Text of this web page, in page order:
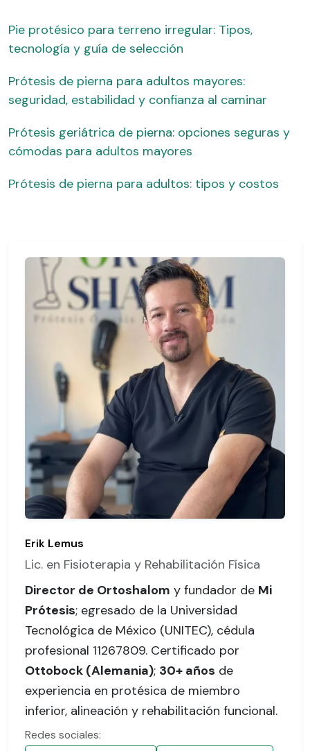
Pie protésico para terreno irregular: Tipos,
tecnología y guía de selección
Prótesis de pierna para adultos mayores:
seguridad, estabilidad y confianza al caminar
Prótesis geriátrica de pierna: opciones seguras y
cómodas para adultos mayores
Prótesis de pierna para adultos: tipos y costos
Erik Lemus
Lic. en Fisioterapia y Rehabilitación Física
Director de Ortoshalom y fundador de Mi
Prótesis; egresado de la Universidad
Tecnológica de México (UNITEC), cédula
profesional 11267809. Certificado por
Ottobock (Alemania); 30+ años de
experiencia en protésica de miembro
inferior, alineación y rehabilitación funcional.
Redes sociales: